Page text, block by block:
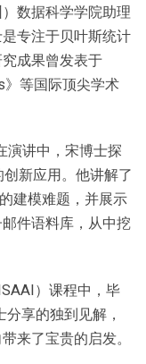
数据科学学院助理
专注于贝叶斯统计
成果曾发表于
》等国际顶尖学术
演讲中，宋博士探
新应用。他讲解了
建模难题，并展示
件语料库，从中挖
）课程中，毕
享的独到见解，
来了宝贵的启发。